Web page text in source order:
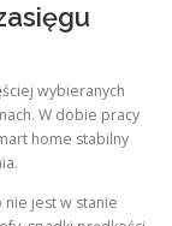
wybieranych
W dobie pracy
home stabilny
nie jest w stanie